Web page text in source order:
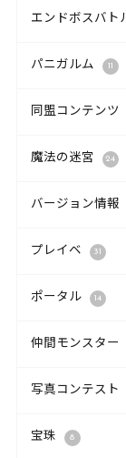
エンドボスバト
パニガルム 11
同盟コンテンツ
魔法の迷宮 24
バージョン情報
プレイベ 31
ポータル 14
仲間モンスター
写真コンテスト
宝珠 8